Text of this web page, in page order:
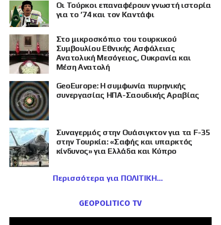
Οι Τούρκοι επαναφέρουν γνωστή ιστορία
για το ’74 και τον Καντάφι
Στο μικροσκόπιο του τουρκικού
Συμβουλίου Εθνικής Ασφάλειας
Ανατολική Μεσόγειος, Ουκρανία και
Μέση Ανατολή
GeoEurope: Η συμφωνία πυρηνικής
συνεργασίας ΗΠΑ-Σαουδικής Αραβίας
Συναγερμός στην Ουάσιγκτον για τα F-35
στην Τουρκία: «Σαφής και υπαρκτός
κίνδυνος» για Ελλάδα και Κύπρο
Περισσότερα για ΠΟΛΙΤΙΚΗ
GEOPOLITICO TV